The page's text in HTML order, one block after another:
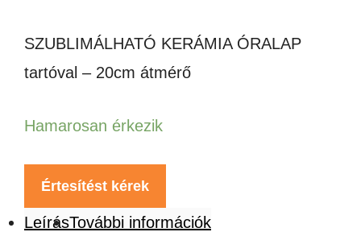
SZUBLIMÁLHATÓ KERÁMIA ÓRALAP
tartóval – 20cm átmérő
Hamarosan érkezik
Értesítést kérek
LeírásTovábbi információk